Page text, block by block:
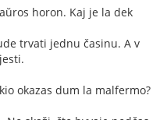
horon. Kaj je la dek
trvati jednu časinu. A v
okazas dum la malfermo?